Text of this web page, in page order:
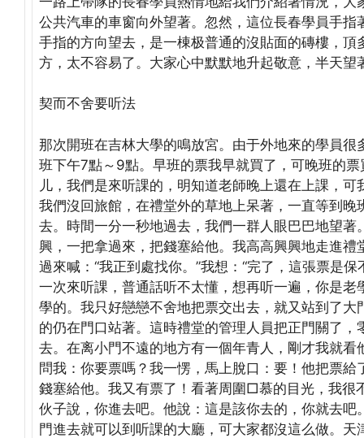
公共汽車的車窗向外望著。忽然，這位長春學員手指
手指的方向望去，是一棟极普通的沒貼面的磚樓，
方，太不容易了。大家心中默默地升起敬意，半天望
契而不舍要听法
那次開班在吉林大學的鳴放宮。由于外地來的學員
班下午7點～9點。早班的票我早就買了，可晚班的
儿，我們是來听課的，明知道老師晚上還在上課，
我們沒回旅館，在禮堂外的草地上呆著，一直等到
去。時間一分一秒地過去，我們一群人眼巴巴地望著
興，一把拿過來，把錢塞給他。我高高興興地走進
過來喊：“我正到處找你。”我想：“完了，這張票是
一次來听課，普通話听不太懂，想再听一遍，你是
學的。我只好戀戀不舍地把票交出去，就又站到了
的仍在門口站著。這時禮堂的管理人員把正門關了
去。在离小門不遠的地方有一個年青人，剛才我就
問我：你要票嗎？我一愣，馬上脫口：要！他把票
錢塞給他。我又有票了！看著周圍□慕的目光，我很
伙子說，你進去吧。他說：這是該你去的，你就去
門進去就可以到听課的大廳，可大家都沒這么做。